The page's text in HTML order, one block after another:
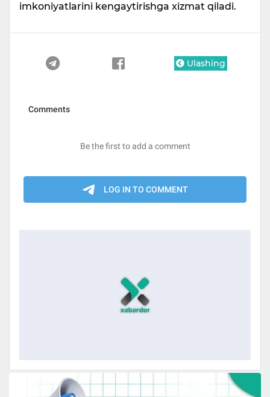
imkoniyatlarini kengaytirishga xizmat qiladi.
Ulashing